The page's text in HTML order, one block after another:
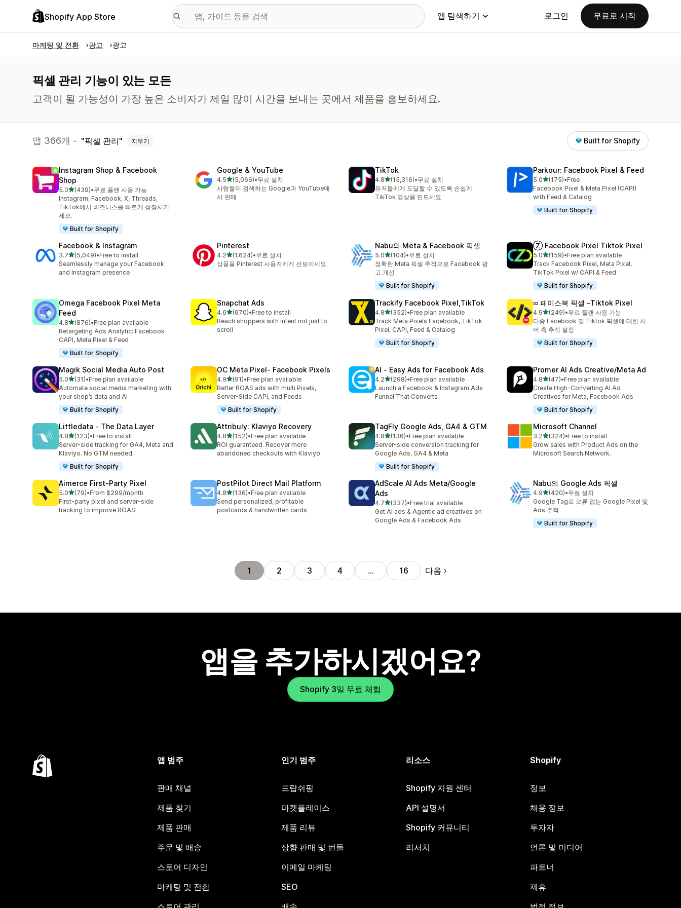
Shopify App Store 앱 탐색하기 로그인 무료로 시작
마케팅 및 전환 광고 광고
픽셀 관리 기능이 있는 모든
고객이 될 가능성이 가장 높은 소비자가 제일 많이 시간을 보내는 곳에서 제품을 홍보하세요.
앱 366개 - 픽셀 관리 지우기 Built for Shopify
Instagram Shop & Facebook
Shop
5.0별 5개 중
(439)
총 리뷰 439개
•무료 플랜 사용 가능
Instagram, Facebook, X, Threads,
TikTok에서 비즈니스를 빠르게 성장시키
세요.
Built for Shopify
Google & YouTube
4.5별 5개 중
(5,066)
총 리뷰 5066개
•무료 설치
사람들이 검색하는 Google과 YouTube에
서 판매
TikTok
4.8별 5개 중
(15,316)
총 리뷰 15316개
•무료 설치
유저들에게 도달할 수 있도록 손쉽게
TikTok 영상을 만드세요
Parkour: Facebook Pixel & Feed
5.0별 5개 중
(175)
총 리뷰 175개
•Free
Facebook Pixel & Meta Pixel (CAPI)
with Feed & Catalog
Built for Shopify
Facebook & Instagram
3.7별 5개 중
(5,049)
총 리뷰 5049개
•Free to install
Seamlessly manage your Facebook
and Instagram presence
Pinterest
4.2별 5개 중
(1,624)
총 리뷰 1624개
•무료 설치
상품을 Pinterest 사용자에게 선보이세요.
Nabu의 Meta & Facebook 픽셀
5.0별 5개 중
(104)
총 리뷰 104개
•무료 설치
정확한 Meta 픽셀 추적으로 Facebook 광
고 개선
Built for Shopify
Ⓩ Facebook Pixel Tiktok Pixel
5.0별 5개 중
(159)
총 리뷰 159개
•Free plan available
Track Facebook Pixel, Meta Pixel,
TikTok Pixel w/ CAPI & Feed
Built for Shopify
Omega Facebook Pixel Meta
Feed
4.8별 5개 중
(876)
총 리뷰 876개
•Free plan available
Retargeting Ads Analytic: Facebook
CAPI, Meta Pixel & Feed
Built for Shopify
Snapchat Ads
4.6별 5개 중
(670)
총 리뷰 670개
•Free to install
Reach shoppers with intent not just to
scroll
Trackify Facebook Pixel,TikTok
4.8별 5개 중
(352)
총 리뷰 352개
•Free plan available
Track Meta Pixels Facebook, TikTok
Pixel, CAPI, Feed & Catalog
Built for Shopify
∞ 페이스북 픽셀 ‑Tiktok Pixel
4.9별 5개 중
(249)
총 리뷰 249개
•무료 플랜 사용 가능
다중 Facebook 및 Tiktok 픽셀에 대한 서
버 측 추적 설정
Built for Shopify
Magik Social Media Auto Post
5.0별 5개 중
(31)
총 리뷰 31개
•Free plan available
Automate social media marketing with
your shop’s data and AI
Built for Shopify
OC Meta Pixel‑ Facebook Pixels
4.9별 5개 중
(91)
총 리뷰 91개
•Free plan available
Better ROAS ads with multi Pixels,
Server-Side CAPI, and Feeds
Built for Shopify
AI ‑ Easy Ads for Facebook Ads
4.2별 5개 중
(298)
총 리뷰 298개
•Free plan available
Launch a Facebook & Instagram Ads
Funnel That Converts
Promer AI Ads Creative/Meta Ad
4.8별 5개 중
(47)
총 리뷰 47개
•Free plan available
Create High-Converting AI Ad
Creatives for Meta, Facebook Ads
Built for Shopify
Littledata ‑ The Data Layer
4.8별 5개 중
(123)
총 리뷰 123개
•Free to install
Server-side tracking for GA4, Meta and
Klaviyo. No GTM needed.
Built for Shopify
Attribuly: Klaviyo Recovery
4.8별 5개 중
(152)
총 리뷰 152개
•Free plan available
ROI guaranteed. Recover more
abandoned checkouts with Klaviyo
TagFly Google Ads, GA4 & GTM
4.8별 5개 중
(136)
총 리뷰 136개
•Free plan available
Server-side conversion tracking for
Google Ads, GA4 & Meta
Built for Shopify
Microsoft Channel
3.2별 5개 중
(324)
총 리뷰 324개
•Free to install
Grow sales with Product Ads on the
Microsoft Search Network.
Aimerce First‑Party Pixel
5.0별 5개 중
(79)
총 리뷰 79개
•From $299/month
First-party pixel and server-side
tracking to improve ROAS.
PostPilot Direct Mail Platform
4.8별 5개 중
(136)
총 리뷰 136개
•Free plan available
Send personalized, profitable
postcards & handwritten cards
AdScale AI Ads Meta/Google
Ads
4.7별 5개 중
(337)
총 리뷰 337개
•Free trial available
Get AI ads & Agentic ad creatives on
Google Ads & Facebook Ads
Nabu의 Google Ads 픽셀
4.9별 5개 중
(420)
총 리뷰 420개
•무료 설치
Google Tag로 오류 없는 Google Pixel 및
Ads 추적
Built for Shopify
1 2 3 4 … 16 다음
앱을 추가하시겠어요?
Shopify 3일 무료 체험
앱 범주
판매 채널
제품 찾기
제품 판매
주문 및 배송
스토어 디자인
마케팅 및 전환
인기 범주
드랍쉬핑
마켓플레이스
제품 리뷰
상향 판매 및 번들
이메일 마케팅
SEO
리소스
Shopify 지원 센터
API 설명서
Shopify 커뮤니티
리서치
Shopify
정보
채용 정보
투자자
언론 및 미디어
파트너
제휴